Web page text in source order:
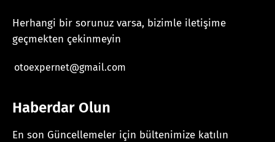
Herhangi bir sorunuz varsa, bizimle iletişime
geçmekten çekinmeyin
otoexpernet@gmail.com
Haberdar Olun
En son Güncellemeler için bültenimize katılın